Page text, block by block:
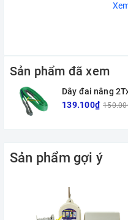
Sản phẩm đã xem
Dây đai nâng
139.100₫
Sản phẩm gợi ý